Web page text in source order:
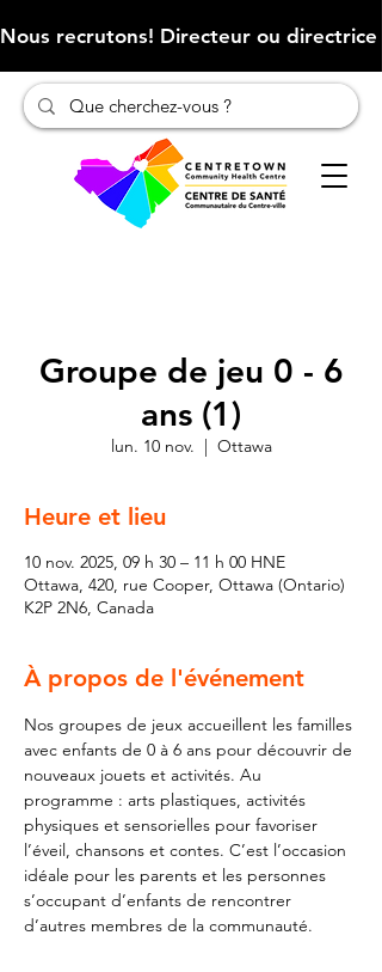
Nous recrutons! Directeur ou
Groupe de jeu 0 - 6
ans (1)
lun. 10 nov.
  |
Ottawa
Heure et lieu
10 nov. 2025, 09 h 30 – 11 h 00 HNE
Ottawa, 420, rue Cooper, Ottawa (Ontario)
K2P 2N6, Canada
À propos de l'événement
Nos groupes de jeux accueillent les familles
avec enfants de 0 à 6 ans pour découvrir de
nouveaux jouets et activités. Au
programme : arts plastiques, activités
physiques et sensorielles pour favoriser
l’éveil, chansons et contes. C’est l’occasion
idéale pour les parents et les personnes
s’occupant d’enfants de rencontrer
d’autres membres de la communauté.